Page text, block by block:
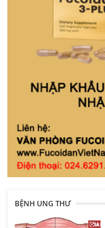
BỆNH UNG THƯ